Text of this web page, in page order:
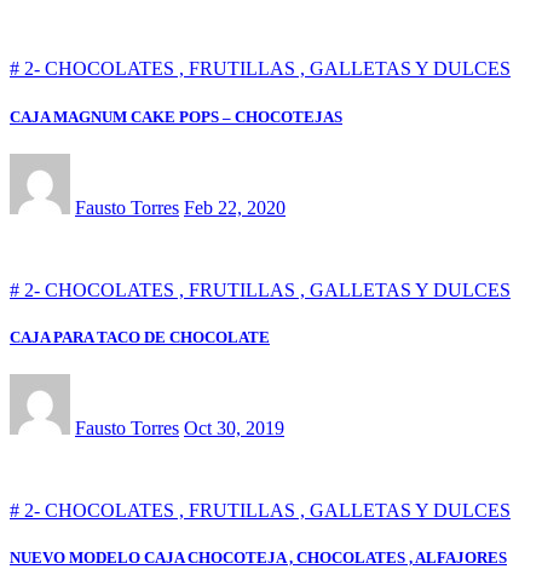
# 2- CHOCOLATES , FRUTILLAS , GALLETAS Y DULCES
CAJA MAGNUM CAKE POPS – CHOCOTEJAS
Fausto Torres Feb 22, 2020
# 2- CHOCOLATES , FRUTILLAS , GALLETAS Y DULCES
CAJA PARA TACO DE CHOCOLATE
Fausto Torres Oct 30, 2019
# 2- CHOCOLATES , FRUTILLAS , GALLETAS Y DULCES
NUEVO MODELO CAJA CHOCOTEJA , CHOCOLATES , ALFAJORES